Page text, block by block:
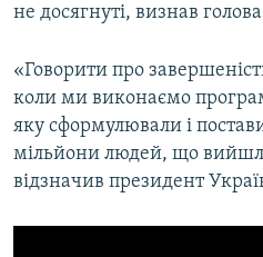
не досягнуті, визнав
«Говорити про
коли ми виконаємо
яку сформулювали і
мільйони людей, що
відзначив президент